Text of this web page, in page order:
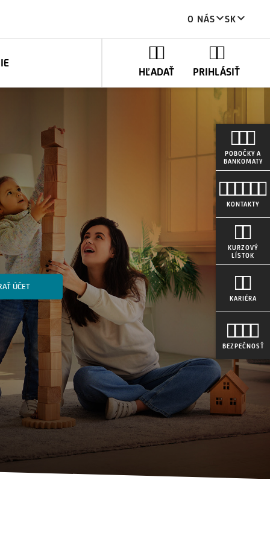
O NÁS SK
HĽADAŤ PRIHLÁSIŤ
POBOČKY A
BANKOMATY
KONTAKTY
KURZOVÝ
LÍSTOK
KARIÉRA
BEZPEČNOSŤ
ÚČET